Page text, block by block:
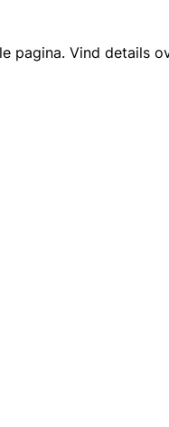
pagina. Vind details